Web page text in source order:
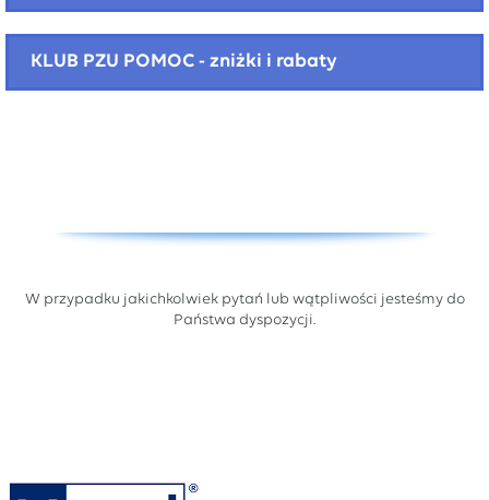
KLUB PZU POMOC - zniżki i rabaty
W przypadku jakichkolwiek pytań lub wątpliwości jesteśmy do
Państwa dyspozycji.